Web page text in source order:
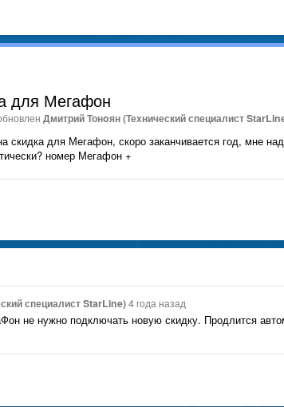
для Мегафон
Дмитрий Тонoян (Технический специалист
для Мегафон, скоро заканчивается год, мне
номер Мегафон +
специалист StarLine)4 года назад
не нужно подключать новую скидку. Продлится